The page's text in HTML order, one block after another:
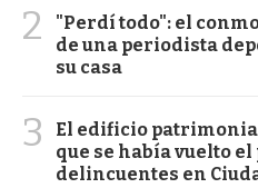
2
"Perdí todo": el
de una periodista
su casa
3
El edificio
que se había vuelto
delincuentes en